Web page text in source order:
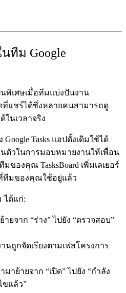
ทีม Google
พิเศษเมื่อทีมแบ่งปันงาน
ที่แชร์ได้ซึ่งหลายคนสามารถดู
ในเวลาจริง
Tasks แอปดั้งเดิมใช้ได้
ตัวในการมอบหมายงานให้เพื่อน
ของคุณ TasksBoard เพิ่มเลเยอร์
ที่ทีมของคุณใช้อยู่แล้ว
ได้แก่:
ยจาก “ร่าง” ไปยัง “ตรวจสอบ”
านถูกจัดเรียงตามเฟสโครงการ
มาย้ายจาก “เปิด” ไปยัง “กำลัง
ขแล้ว”